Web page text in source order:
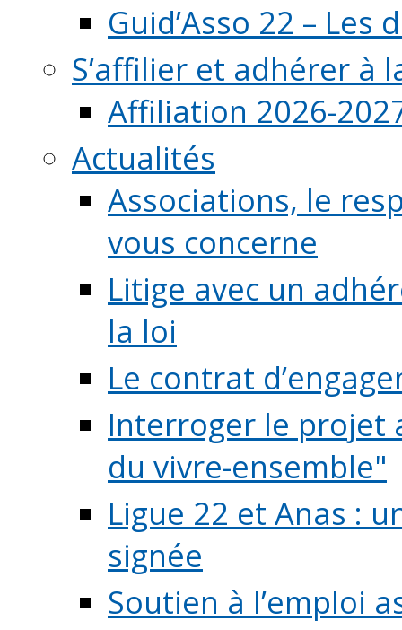
Guid’Asso 22 – Les
S’affilier et adhérer à
Affiliation 2026-
Actualités
Associations, le
vous concerne
Litige avec un
la loi
Le contrat
Interroger le projet
du vivre-ensemble"
Ligue 22 et Anas :
signée
Soutien à l’emploi